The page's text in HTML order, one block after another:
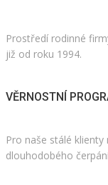
Prostředí rodinné
již od roku 1994.
VĚRNOSTNÍ
Pro naše stálé
dlouhodobého